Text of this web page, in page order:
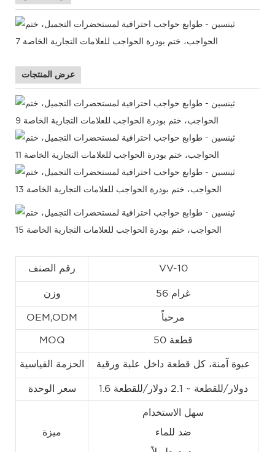
عرض المنتجات
رقم الصنف VV-10
وزن 56 غرام
OEM,ODM مرحباً
MOQ 50 قطعة
الحزمة القياسية عبوة آمنة، كل قطعة داخل علبة ورقية
سعر الوحدة 1.6 دولار/للقطعة ~ 2.1 دولار/للقطعة
ميزة
سهل الاستخدام
ضد للماء